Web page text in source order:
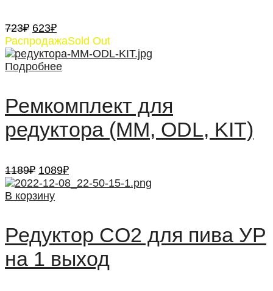
723₽ Первоначальная
цена
составляла
723₽.
623₽Текущая
цена:
623₽.
РаспродажаSold Out
Подробнее
Ремкомплект для
редуктора (MM, ODL, KIT)
1189₽ Первоначальная
цена
составляла
1089₽Текущая
цена:
В корзину
Редуктор CO2 для пива УР
на 1 выход